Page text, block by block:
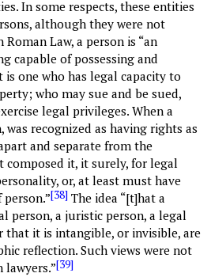
In some respects, these entities
although they were not
Roman Law, a person is “an
capable of possessing and
one who has legal capacity to
who may sue and be sued,
legal privileges. When a
was recognized as having rights as
and separate from the
it, it surely, for legal
or, at least must have
[38] The idea “[t]hat a
person, a juristic person, a legal
that it is intangible, or invisible, are
reflection. Such views were not
lawyers.”[39]